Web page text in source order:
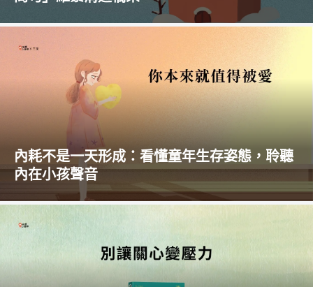
內耗不是一天形成：看懂童年生存姿態，聆聽
內在小孩聲音